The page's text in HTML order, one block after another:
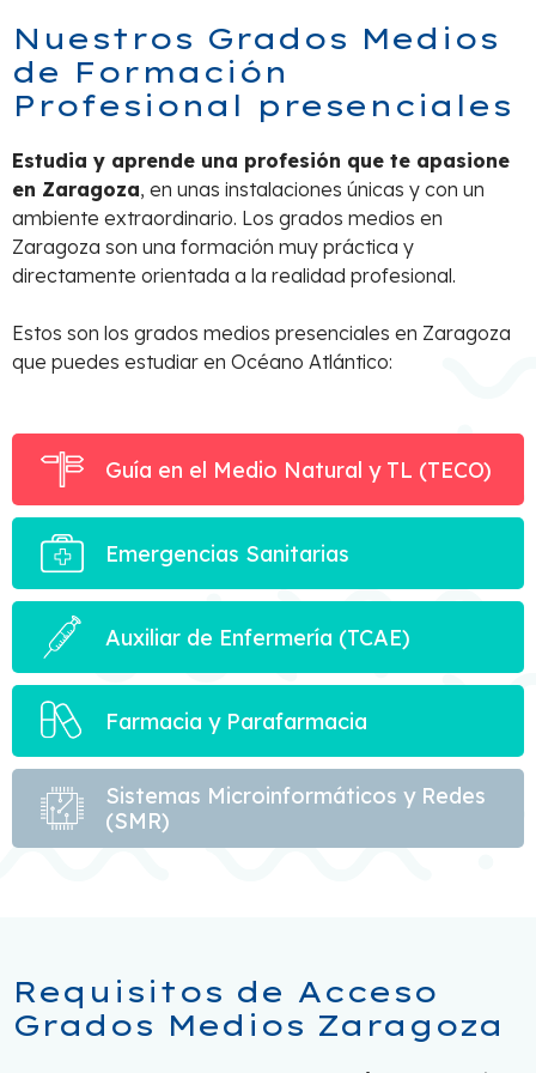
Nuestros Grados Medios
de Formación
Profesional presenciales
Estudia y aprende una profesión que te apasione
en Zaragoza, en unas instalaciones únicas y con un
ambiente extraordinario. Los grados medios en
Zaragoza son una formación muy práctica y
directamente orientada a la realidad profesional.
Estos son los grados medios presenciales en Zaragoza
que puedes estudiar en Océano Atlántico:
Guía en el Medio Natural y TL (TECO)
Emergencias Sanitarias
Auxiliar de Enfermería (TCAE)
Farmacia y Parafarmacia
Sistemas Microinformáticos y Redes
(SMR)
Requisitos de Acceso
Grados Medios Zaragoza